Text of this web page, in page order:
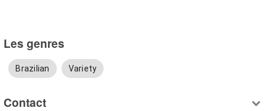
Les genres
Brazilian Variety
Contact